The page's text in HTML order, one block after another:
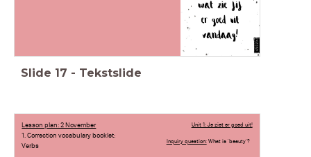
Slide 17 - Tekstslide
Lesson plan: 2 November
1. Correction vocabulary booklet:
Verbs
Unit 1: Je ziet er goed uit!
Inquiry question:What is 'beauty'?